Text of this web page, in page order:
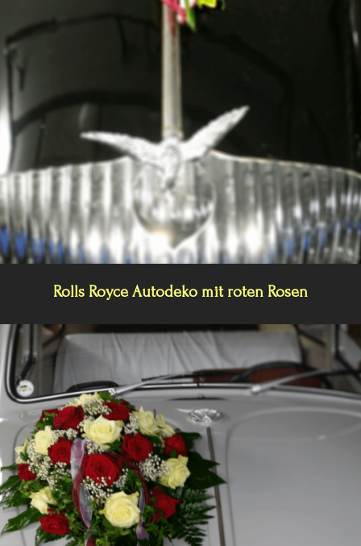
Rolls Royce Autodeko mit roten Rosen